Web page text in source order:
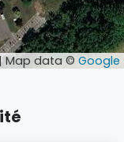
Map data © Google